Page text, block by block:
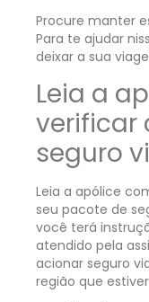
Procure manter
Para te ajudar
deixar a sua
Leia a
verificar
seguro
Leia a apólice
seu pacote de
você terá
atendido pela
acionar seguro
região que